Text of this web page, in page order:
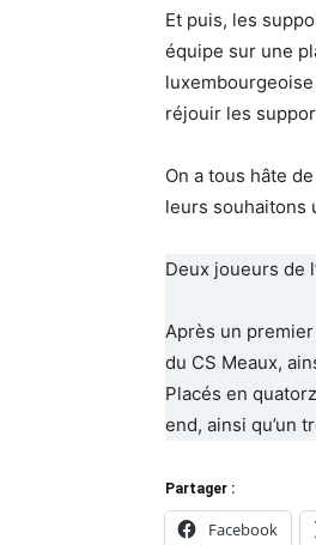
Et puis, les
équipe sur une
luxembourgeoise​
réjouir les
On a tous hâte
leurs souhaitons
Deux joueurs de
Après un
du CS Meaux,
Placés en
end, ainsi qu’un
Partager :
Facebook